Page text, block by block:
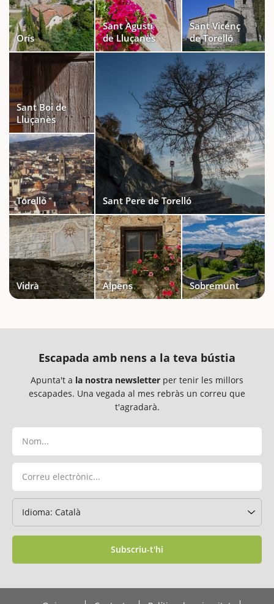
Orís
Sant Agustí
de Lluçanès
Sant Vicenç
de Torelló
Sant Boi de
Lluçanès
Torelló Sant Pere de Torelló
Vidrà Alpens Sobremunt
Escapada amb nens a la teva bústia
Apunta't a la nostra newsletter per tenir les millors
escapades. Una vegada al mes rebràs un correu que
t'agradarà.
Subscriu-t'hi